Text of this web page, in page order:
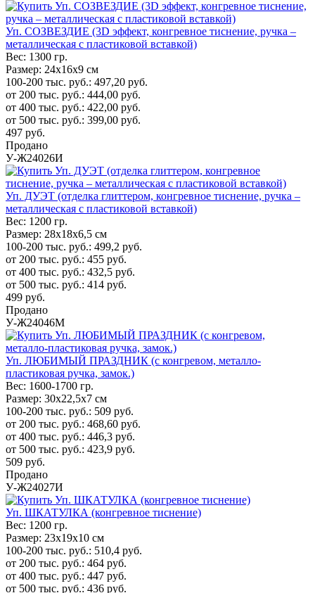
Уп. СОЗВЕЗДИЕ (3D эффект, конгревное тиснение, ручка –
металлическая с пластиковой вставкой)
Вес: 1300 гр.
Размер: 24х16х9 см
100-200 тыс. руб.: 497,20 руб.
от 200 тыс. руб.: 444,00 руб.
от 400 тыс. руб.: 422,00 руб.
от 500 тыс. руб.: 399,00 руб.
497 руб.
Продано
У-Ж24026И
Уп. ДУЭТ (отделка глиттером, конгревное тиснение, ручка –
металлическая с пластиковой вставкой)
Вес: 1200 гр.
Размер: 28х18х6,5 см
100-200 тыс. руб.: 499,2 руб.
от 200 тыс. руб.: 455 руб.
от 400 тыс. руб.: 432,5 руб.
от 500 тыс. руб.: 414 руб.
499 руб.
Продано
У-Ж24046М
Уп. ЛЮБИМЫЙ ПРАЗДНИК (с конгревом, металло-
пластиковая ручка, замок.)
Вес: 1600-1700 гр.
Размер: 30х22,5х7 см
100-200 тыс. руб.: 509 руб.
от 200 тыс. руб.: 468,60 руб.
от 400 тыс. руб.: 446,3 руб.
от 500 тыс. руб.: 423,9 руб.
509 руб.
Продано
У-Ж24027И
Уп. ШКАТУЛКА (конгревное тиснение)
Вес: 1200 гр.
Размер: 23х19х10 см
100-200 тыс. руб.: 510,4 руб.
от 200 тыс. руб.: 464 руб.
от 400 тыс. руб.: 447 руб.
от 500 тыс. руб.: 436 руб.